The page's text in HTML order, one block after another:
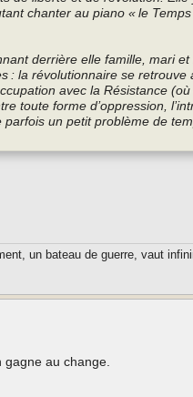
chanter au piano « le
derrière elle famille, mari
: la révolutionnaire se
avec la Résistance
toute forme d’oppression,
un petit problème de
un bateau de guerre, vaut
gagne au change.